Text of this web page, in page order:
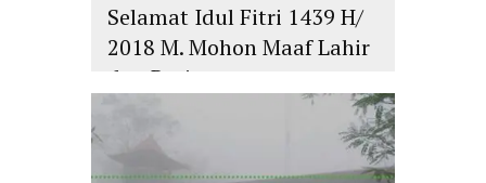
Selamat Idul Fitri 1439 H/
2018 M. Mohon Maaf Lahir
dan Batin